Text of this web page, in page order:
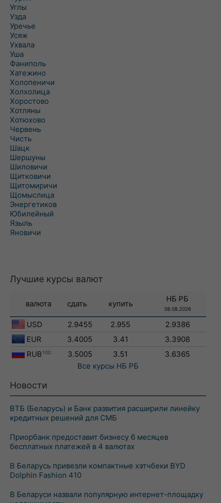
Углы
Узда
Уречье
Усяж
Ухвала
Уша
Фаниполь
Хатежино
Холопеничи
Холхолица
Хоростово
Хотляны
Хотюхово
Червень
Чисть
Шацк
Шершуны
Шиловичи
Щитковичи
Щитомиричи
Щомыслица
Энергетиков
Юбилейный
Языль
Яновичи
Лучшие курсы валют
валюта сдать купить
НБ РБ
08.08.2026
USD 2.9455 2.955
2.9386
EUR
3.4005 3.41
3.3908
RUB 100 3.5005 3.51
3.6365
Все курсы НБ РБ
Новости
ВТБ (Беларусь) и Банк развития расширили линейку
кредитных решений для СМБ
Приорбанк предоставит бизнесу 6 месяцев
бесплатных платежей в 4 валютах
В Беларусь привезли компактные хэтчбеки BYD
Dolphin Fashion 410
В Беларуси назвали популярную интернет-площадку